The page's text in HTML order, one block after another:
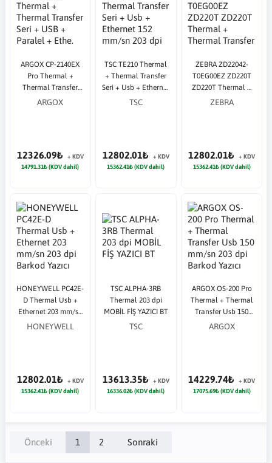
ARGOX CP-2140EX
Pro Thermal +
Thermal Transfer
Seri + USB + Paralel
ARGOX
12326.09₺
+ KDV
14791.31₺ (KDV dahil)
TSC TE210 Thermal
+ Thermal Transfer
Seri + Usb + Ethernet
152 mm/sn 203 dpi
TSC
12802.01₺
+ KDV
15362.41₺ (KDV dahil)
ZEBRA ZD22042-
T0EG00EZ ZD220T
ZD220T Thermal +
Thermal Transfer
ZEBRA
12802.01₺
+ KDV
15362.41₺ (KDV dahil)
HONEYWELL PC42E-
D Thermal Usb +
Ethernet 203 mm/sn
203 dpi Barkod
HONEYWELL
12802.01₺
+ KDV
15362.41₺ (KDV dahil)
TSC ALPHA-3RB
Thermal 203 dpi
MOBİL FİŞ YAZICI BT
TSC
13613.35₺
+ KDV
16336.02₺ (KDV dahil)
ARGOX OS-200 Pro
Thermal + Thermal
Transfer Usb 150
mm/sn 203 dpi
ARGOX
14229.74₺
+ KDV
17075.69₺ (KDV dahil)
Önceki 1 2 Sonraki